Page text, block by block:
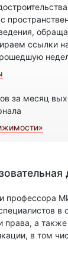
с
ссылки
за месяц
и профессора
в
права, а
в том